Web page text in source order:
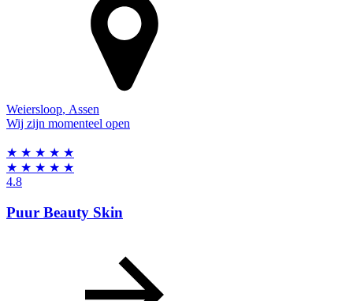
Weiersloop, Assen
Wij zijn momenteel open
★ ★ ★ ★ ★
★ ★ ★ ★ ★
4.8
Puur Beauty Skin